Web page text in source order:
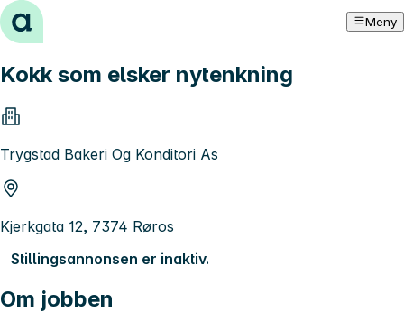
Hopp til innhold Meny
Kokk som elsker nytenkning
Trygstad Bakeri Og Konditori As
Kjerkgata 12, 7374 Røros
Stillingsannonsen er inaktiv.
Om jobben